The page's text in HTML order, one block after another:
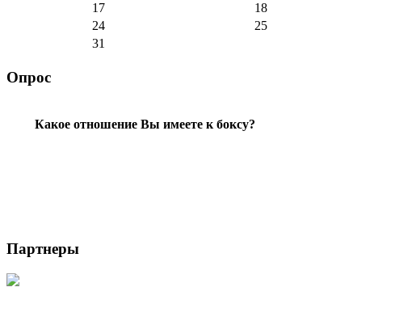
17
18
24
25
31
Опрос
Какое отношение Вы имеете к боксу?
Партнеры